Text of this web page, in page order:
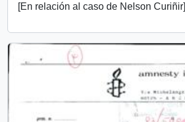
[En relación al caso de Nelson Curiñir]